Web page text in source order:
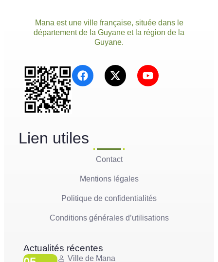
Mana est une ville française, située dans le
département de la Guyane et la région de la
Guyane.
Lien utiles
Contact
Mentions légales
Politique de confidentialités
Conditions générales d’utilisations
Actualités récentes
Ville de Mana